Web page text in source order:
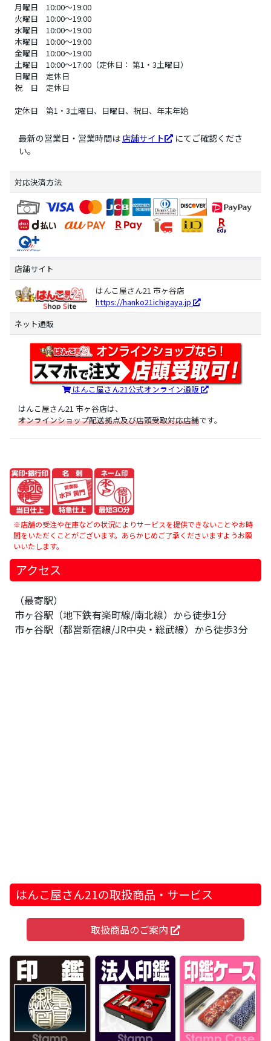
月曜日 10:00～19:00
火曜日 10:00～19:00
水曜日 10:00～19:00
木曜日 10:00～19:00
金曜日 10:00～19:00
土曜日 10:00～17:00（定休日： 第1・3土曜日）
日曜日 定休日
祝 日 定休日
定休日 第1・3土曜日、日曜日、祝日、年末年始
最新の営業日・営業時間は 店舗サイト
にてご確認くださ
い。
対応決済方法
店舗サイト
はんこ屋さん21 市ヶ谷店
https://hanko21ichigaya.jp
ネット通販
はんこ屋さん21公式オンライン通販
はんこ屋さん21 市ヶ谷店は、
オンラインショップ配送拠点及び店頭受取対応店舗です。
※店舗の受注や在庫などの状況によりサービスを提供できないことやお時
間をいただくことがございます。あらかじめご了承くださいますようお願
いいたします。
アクセス
（最寄駅）
市ヶ谷駅（地下鉄有楽町線/南北線）から徒歩1分
市ヶ谷駅（都営新宿線/JR中央・総武線）から徒歩3分
はんこ屋さん21の取扱商品・サービス
取扱商品のご案内